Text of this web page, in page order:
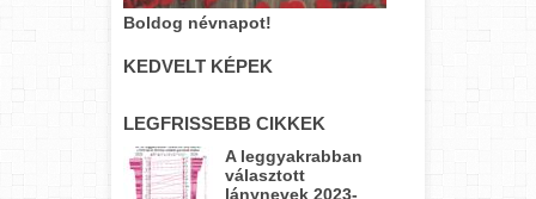
Boldog névnapot!
KEDVELT KÉPEK
LEGFRISSEBB CIKKEK
A leggyakrabban
választott
lánynevek 2023-